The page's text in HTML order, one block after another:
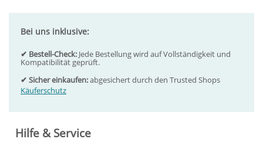
Hilfe & Service
Bei uns inklusive:
✔ Bestell-Check: Jede Bestellung wird auf Vollständigkeit und
Kompatibilität geprüft.
✔ Sicher einkaufen:abgesichert durch den Trusted Shops
Käuferschutz